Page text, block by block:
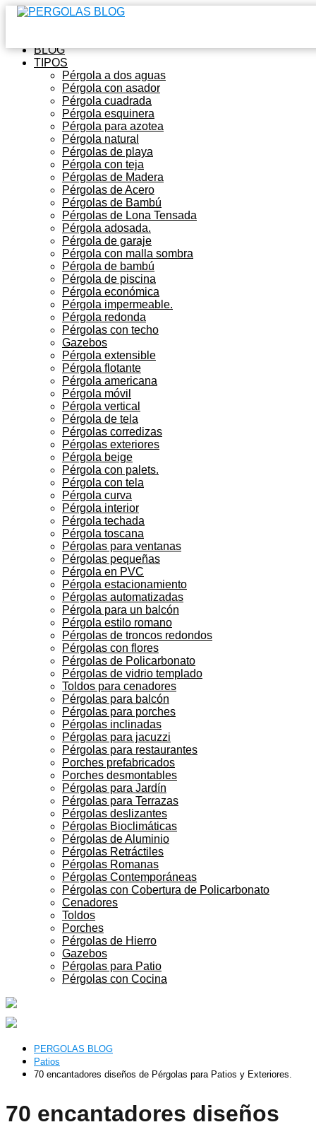
BLOG
TIPOS
Pérgola a dos aguas
Pérgola con asador
Pérgola cuadrada
Pérgola esquinera
Pérgola para azotea
Pérgola natural
Pérgolas de playa
Pérgola con teja
Pérgolas de Madera
Pérgolas de Acero
Pérgolas de Bambú
Pérgolas de Lona Tensada
Pérgola adosada.
Pérgola de garaje
Pérgola con malla sombra
Pérgola de bambú
Pérgola de piscina
Pérgola económica
Pérgola impermeable.
Pérgola redonda
Pérgolas con techo
Gazebos
Pérgola extensible
Pérgola flotante
Pérgola americana
Pérgola móvil
Pérgola vertical
Pérgola de tela
Pérgolas corredizas
Pérgolas exteriores
Pérgola beige
Pérgola con palets.
Pérgola con tela
Pérgola curva
Pérgola interior
Pérgola techada
Pérgola toscana
Pérgolas para ventanas
Pérgolas pequeñas
Pérgola en PVC
Pérgola estacionamiento
Pérgolas automatizadas
Pérgola para un balcón
Pérgola estilo romano
Pérgolas de troncos redondos
Pérgolas con flores
Pérgolas de Policarbonato
Pérgolas de vidrio templado
Toldos para cenadores
Pérgolas para balcón
Pérgolas para porches
Pérgolas inclinadas
Pérgolas para jacuzzi
Pérgolas para restaurantes
Porches prefabricados
Porches desmontables
Pérgolas para Jardín
Pérgolas para Terrazas
Pérgolas deslizantes
Pérgolas Bioclimáticas
Pérgolas de Aluminio
Pérgolas Retráctiles
Pérgolas Romanas
Pérgolas Contemporáneas
Pérgolas con Cobertura de Policarbonato
Cenadores
Toldos
Porches
Pérgolas de Hierro
Gazebos
Pérgolas para Patio
Pérgolas con Cocina
PERGOLAS BLOG
Patios
70 encantadores diseños de Pérgolas para Patios y Exteriores.
70 encantadores diseños